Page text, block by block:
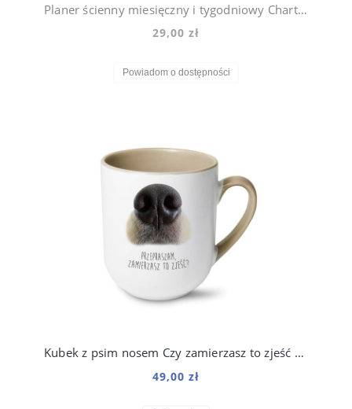
Planer ścienny miesięczny i tygodniowy Chart Afgański Violet
29,00 zł
Powiadom o dostępności
Kubek z psim nosem Czy zamierzasz to zjeść 250 ml
49,00 zł